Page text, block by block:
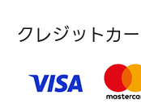
クレジットカ